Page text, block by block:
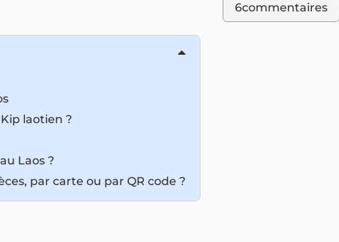
6commentaires
laotien ?
Laos ?
par carte ou par QR code ?